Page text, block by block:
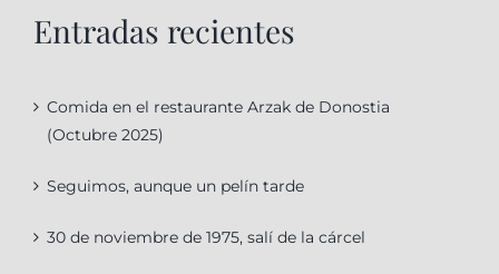
Entradas recientes
Comida en el restaurante Arzak de Donostia
(Octubre 2025)
Seguimos, aunque un pelín tarde
30 de noviembre de 1975, salí de la cárcel